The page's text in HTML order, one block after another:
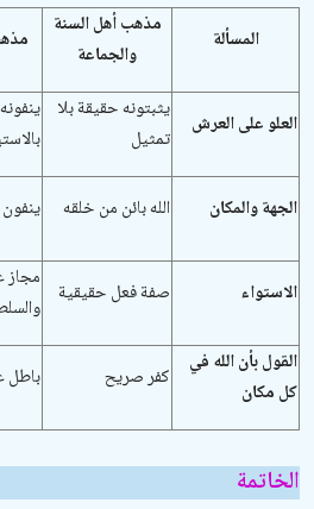
المسألة
مذهب أهل السنة
والجماعة
العلو على العرش
يثبتونه حقيقة بلا
تمثيل
الجهة والمكان الله بائن من خلقه
الاستواء صفة فعل حقيقية
مجاز
القول بأن الله في
كل مكان
كفر صريح باطل
الخاتمة